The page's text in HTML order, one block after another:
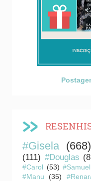
#Gisela (668)
(111) #Douglas
#Carol (53) #Samuel
#Manu
(35)